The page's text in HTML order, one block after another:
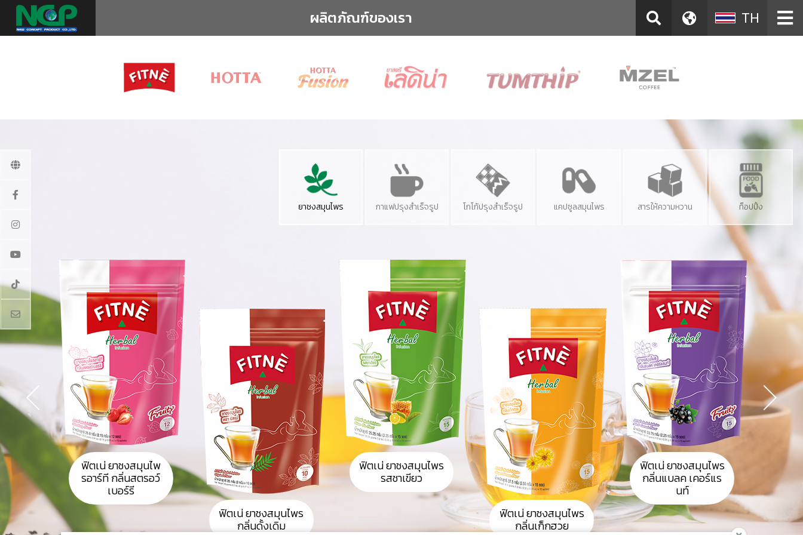
ผลิตภัณฑ์ของเรา TH
ยาชงสมุนไพร กาแฟปรุงสำเร็จรูป โกโก้ปรุงสำเร็จรูป แคปซูลสมุนไพร สารให้ความหวาน ท็อปปิ้ง
ฟิตเน่ ยาชงสมุนไพ
รอาร์ที กลิ่นสตรอว์
เบอร์รี
ฟิตเน่ ยาชงสมุนไพร
กลิ่นดั้งเดิม
ฟิตเน่ ยาชงสมุนไพร
รสชาเขียว
ฟิตเน่ ยาชงสมุนไพร
กลิ่นเก็กฮวย
ฟิตเน่ ยาชงสมุนไพร
กลิ่นแบลค เคอร์แร
นท์